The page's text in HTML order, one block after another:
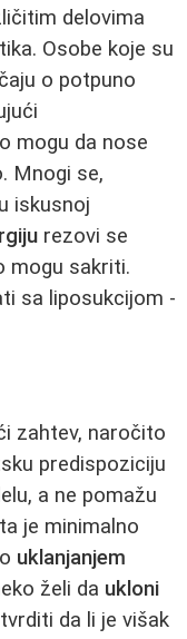
delovima
Osobe koje su
o potpuno
mogu da nose
Mnogi se,
iskusnoj
rezovi se
mogu sakriti.
sa liposukcijom -
zahtev, naročito
predispoziciju
a ne pomažu
je minimalno
uklanjanjem
želi da ukloni
da li je višak